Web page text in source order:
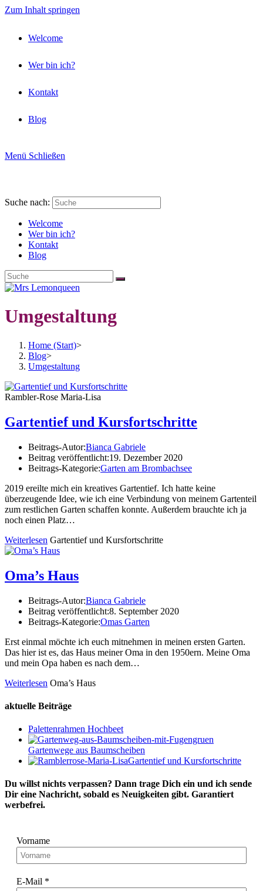
Zum Inhalt springen
Welcome
Wer bin ich?
Kontakt
Blog
Menü Schließen
Suche nach:
Welcome
Wer bin ich?
Kontakt
Blog
Umgestaltung
Home (Start)>
Blog>
Umgestaltung
Rambler-Rose Maria-Lisa
Gartentief und Kursfortschritte
Beitrags-Autor:Bianca Gabriele
Beitrag veröffentlicht:19. Dezember 2020
Beitrags-Kategorie:Garten am Brombachsee
2019 ereilte mich ein kreatives Gartentief. Ich hatte keine
überzeugende Idee, wie ich eine Verbindung von meinem Gartenteil
zum restlichen Garten schaffen konnte. Außerdem brauchte ich ja
noch einen Platz…
Weiterlesen Gartentief und Kursfortschritte
Oma’s Haus
Beitrags-Autor:Bianca Gabriele
Beitrag veröffentlicht:8. September 2020
Beitrags-Kategorie:Omas Garten
Erst einmal möchte ich euch mitnehmen in meinen ersten Garten.
Das hier ist es, das Haus meiner Oma in den 1950ern. Meine Oma
und mein Opa haben es nach dem…
Weiterlesen Oma’s Haus
aktuelle Beiträge
Palettenrahmen Hochbeet
Gartenwege aus Baumscheiben
Gartentief und Kursfortschritte
Du willst nichts verpassen? Dann trage Dich ein und ich sende
Dir eine Nachricht, sobald es Neuigkeiten gibt. Garantiert
werbefrei.
Vorname
E-Mail *